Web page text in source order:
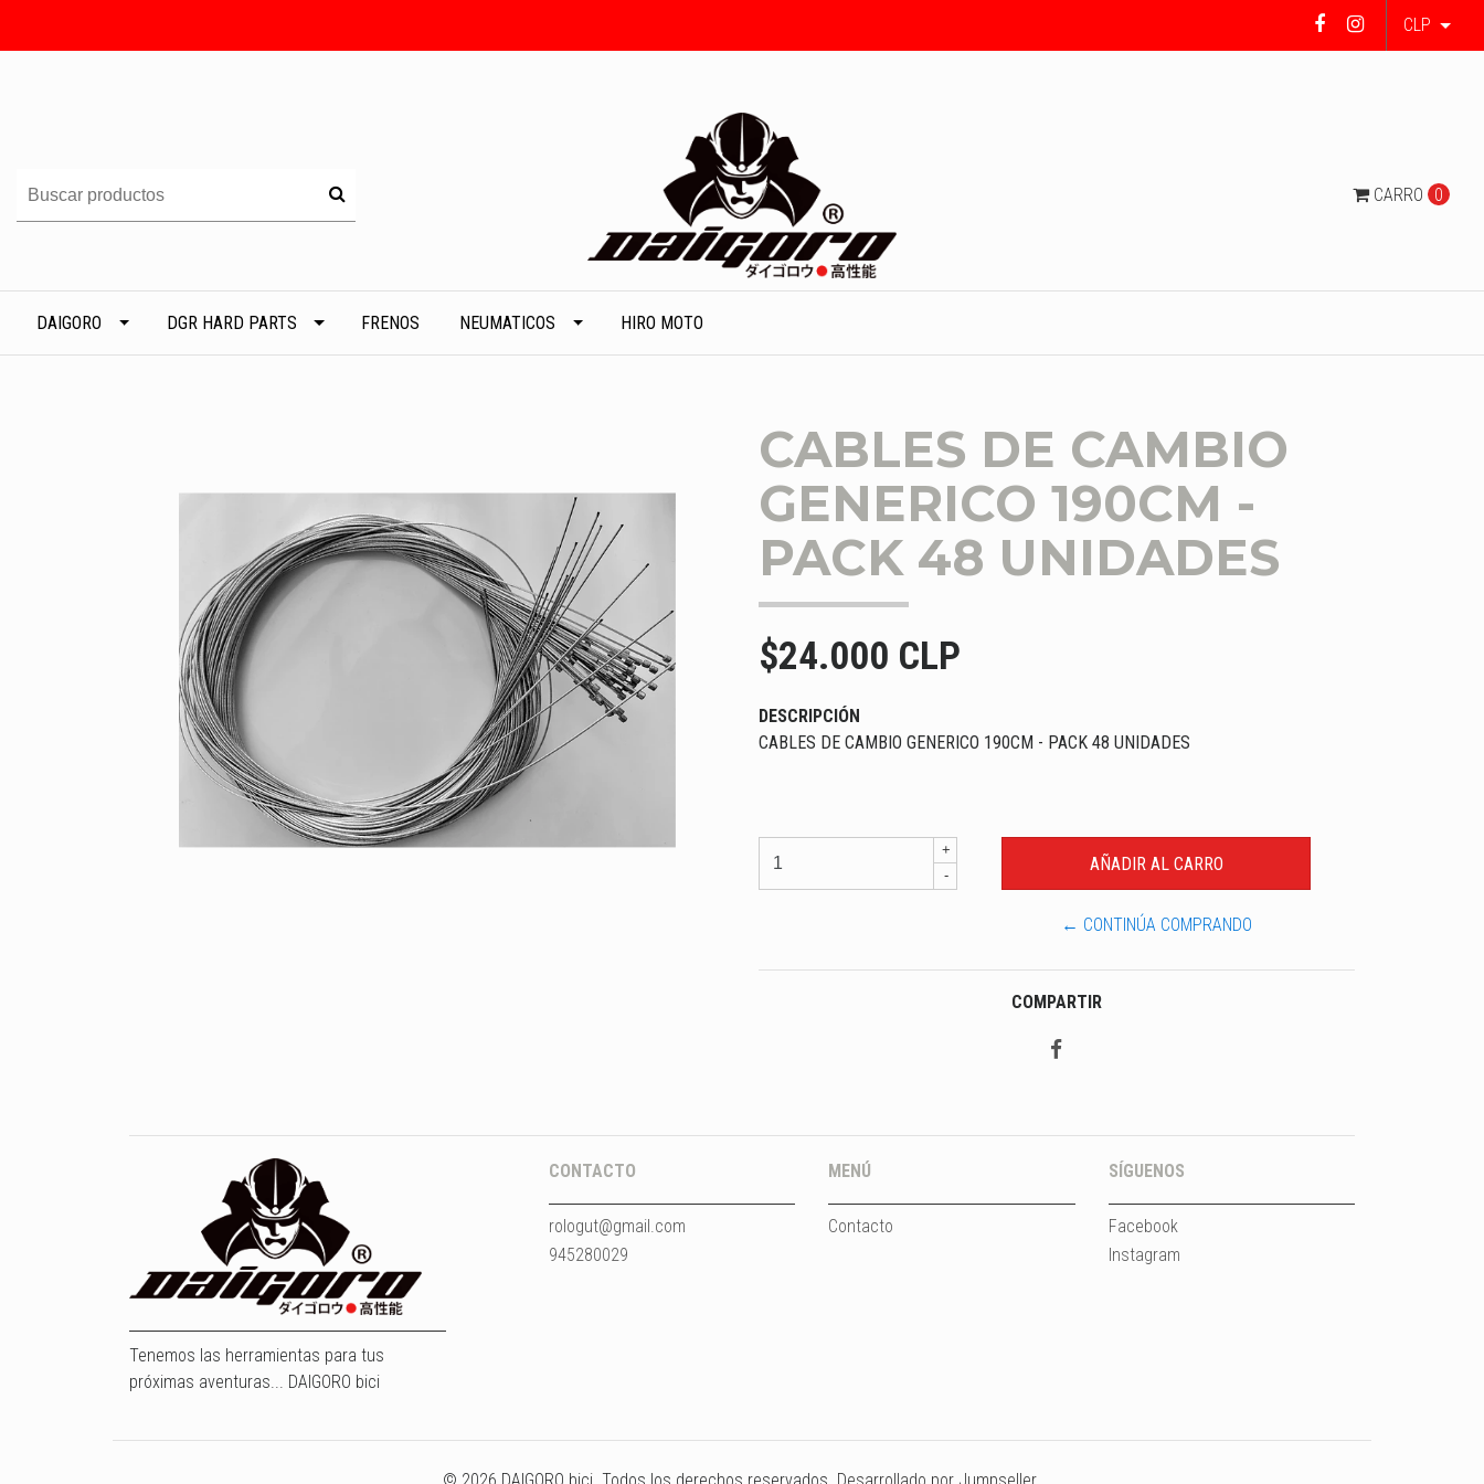
CLP
CARRO 0
DAIGORO DGR HARD PARTS FRENOS NEUMATICOS HIRO MOTO
CABLES DE CAMBIO
GENERICO 190CM -
PACK 48 UNIDADES
$24.000 CLP
DESCRIPCIÓN
CABLES DE CAMBIO GENERICO 190CM - PACK 48 UNIDADES
+
-
← CONTINÚA COMPRANDO
COMPARTIR
Tenemos las herramientas para tus
próximas aventuras... DAIGORO bici
CONTACTO
rologut@gmail.com
945280029
MENÚ
Contacto
SÍGUENOS
Facebook
Instagram